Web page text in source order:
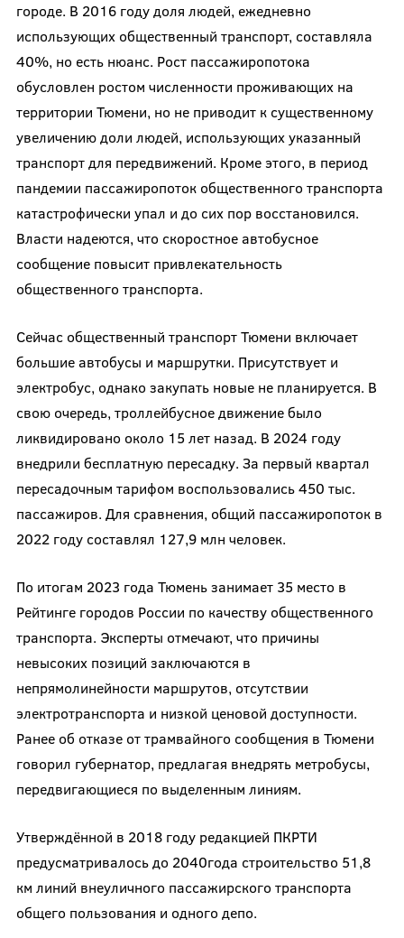
городе. В 2016 году доля людей, ежедневно
использующих общественный транспорт, составляла
40%, но есть нюанс. Рост пассажиропотока
обусловлен ростом численности проживающих на
территории Тюмени, но не приводит к существенному
увеличению доли людей, использующих указанный
транспорт для передвижений. Кроме этого, в период
пандемии пассажиропоток общественного транспорта
катастрофически упал и до сих пор восстановился.
Власти надеются, что скоростное автобусное
сообщение повысит привлекательность
общественного транспорта.
Сейчас общественный транспорт Тюмени включает
большие автобусы и маршрутки. Присутствует и
электробус, однако закупать новые не планируется. В
свою очередь, троллейбусное движение было
ликвидировано около 15 лет назад. В 2024 году
внедрили бесплатную пересадку. За первый квартал
пересадочным тарифом воспользовались 450 тыс.
пассажиров. Для сравнения, общий пассажиропоток в
2022 году составлял 127,9 млн человек.
По итогам 2023 года Тюмень занимает 35 место в
Рейтинге городов России по качеству общественного
транспорта. Эксперты отмечают, что причины
невысоких позиций заключаются в
непрямолинейности маршрутов, отсутствии
электротранспорта и низкой ценовой доступности.
Ранее об отказе от трамвайного сообщения в Тюмени
говорил губернатор, предлагая внедрять метробусы,
передвигающиеся по выделенным линиям.
Утверждённой в 2018 году редакцией ПКРТИ
предусматривалось до 2040года строительство 51,8
км линий внеуличного пассажирского транспорта
общего пользования и одного депо.